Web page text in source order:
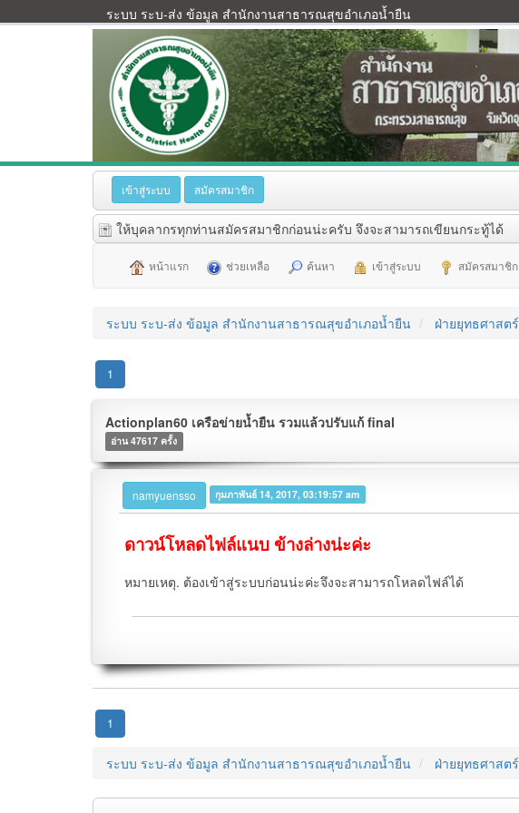
ระบบ ระบ-ส่ง ข้อมูล สำนักงานสาธารณสุขอำเภอน้ำยืน
เข้าสู่ระบบ สมัครสมาชิก
ให้บุคลากรทุกท่านสมัครสมาชิกก่อนน่ะครับ จึงจะสามารถเขียนกระทู้ได้
หน้าแรก ช่วยเหลือ ค้นหา เข้าสู่ระบบ สมัครสมาชิก
ระบบ ระบ-ส่ง ข้อมูล สำนักงานสาธารณสุขอำเภอน้ำยืน ฝ่ายยุทธศาสตร์
1
Actionplan60 เครือข่ายน้ำยืน รวมแล้วปรับแก้ final
อ่าน 47617 ครั้ง
namyuensso กุมภาพันธ์ 14, 2017, 03:19:57 am
ดาวน์โหลดไฟล์แนบ ข้างล่างน่ะค่ะ
หมายเหตุ. ต้องเข้าสู่ระบบก่อนน่ะค่ะจึงจะสามารถโหลดไฟล์ได้
1
ระบบ ระบ-ส่ง ข้อมูล สำนักงานสาธารณสุขอำเภอน้ำยืน ฝ่ายยุทธศาสตร์